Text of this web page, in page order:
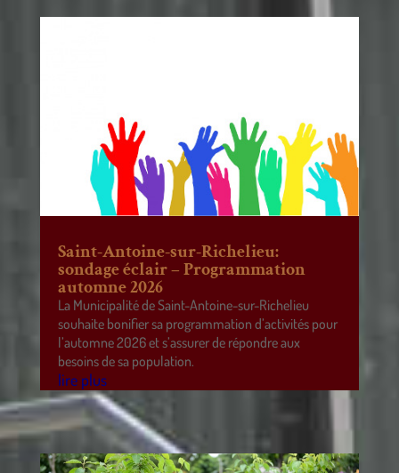
Saint-Antoine-sur-Richelieu:
sondage éclair – Programmation
automne 2026
La Municipalité de Saint-Antoine-sur-Richelieu
souhaite bonifier sa programmation d’activités pour
l’automne 2026 et s’assurer de répondre aux
besoins de sa population.
lire plus